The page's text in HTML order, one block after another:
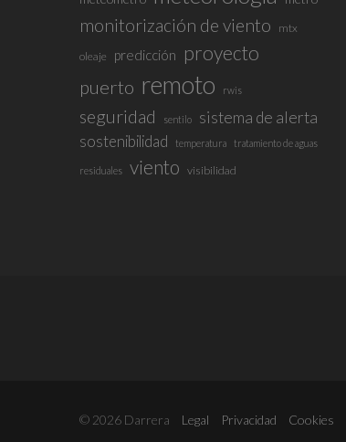
monitorización de viento mtx
oleaje predicción proyecto
puerto remoto rwis
seguridad sentilo
sistema de alerta
sostenibilidad
temperatura tratamiento de aguas
residuales viento visibilidad
© 2026 Darrera Legal Privacidad Cookies